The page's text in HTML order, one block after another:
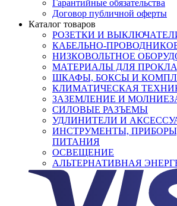
Гарантийные обязательства
Договор публичной оферты
Каталог товаров
РОЗЕТКИ И
КАБЕЛЬНО-
НИЗКОВОЛЬТНОЕ
МАТЕРИАЛЫ ДЛЯ
ШКАФЫ, БОКСЫ И
КЛИМАТИЧЕСКАЯ
ЗАЗЕМЛЕНИЕ И
СИЛОВЫЕ РАЗЪЕМЫ
УДЛИНИТЕЛИ И
ИНСТРУМЕНТЫ,
ПИТАНИЯ
ОСВЕЩЕНИЕ
АЛЬТЕРНАТИВНАЯ